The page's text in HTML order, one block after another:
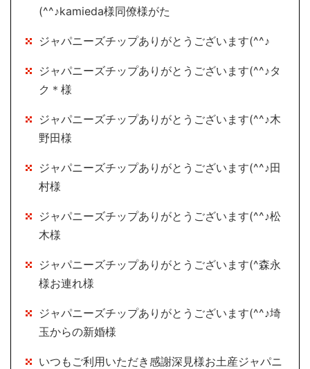
(^^♪kamieda様同僚様がた
ジャパニーズチップありがとうございます(^^♪
ジャパニーズチップありがとうございます(^^♪タ
ク＊様
ジャパニーズチップありがとうございます(^^♪木
野田様
ジャパニーズチップありがとうございます(^^♪田
村様
ジャパニーズチップありがとうございます(^^♪松
木様
ジャパニーズチップありがとうございます(^森永
様お連れ様
ジャパニーズチップありがとうございます(^^♪埼
玉からの新婚様
いつもご利用いただき感謝深見様お土産ジャパニ